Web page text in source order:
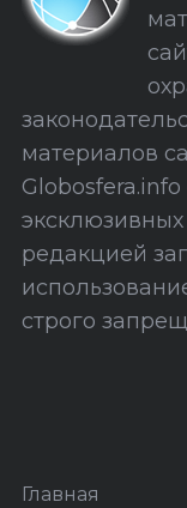
й
материалов
эксклюзивных
редакцией
строго
Главная